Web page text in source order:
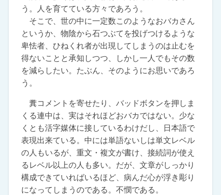
う。人を育てている方々であろう。
そこで、世の中に一定数このようなおバカさん
というか、物陰から石つぶてを投げつけるような
卑怯者、ひねくれ者が出現してしまうのは止むを
得ないことと承知しつつ、しかし一人でもその数
を減らしたい。たぶん、そのようにお思いであろ
う。
糞コメントを寄せたり、バッドボタンを押しま
くる連中は、実はそれほどおバカではない。少な
くとも活字媒体に接しているわけだし、日本語で
表現出来ている。中には単語ないしは単文レベル
の人もいるが、重文・複文が書け、接続詞が使え
るレベル以上の人も多い。だが、文章がしっかり
構成できていればいるほど、病んだ心が浮き彫り
になってしまうのである。不憫である。